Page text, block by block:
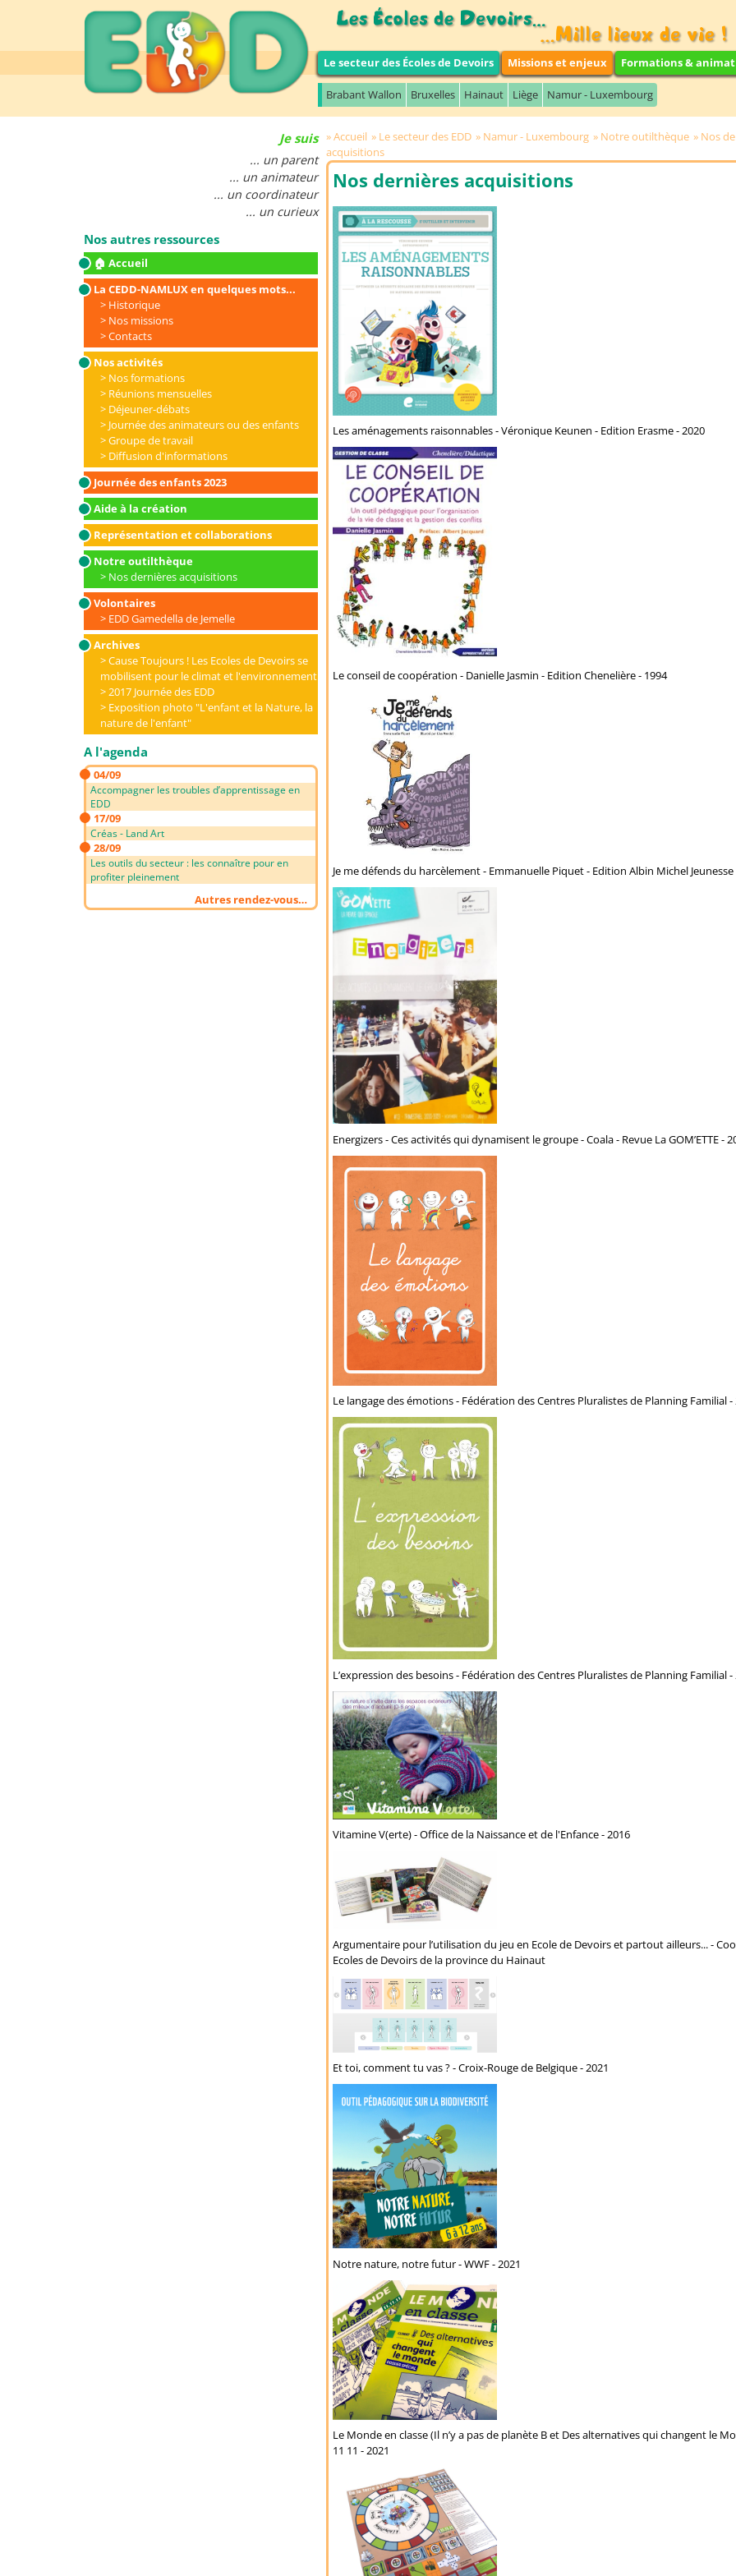
Le secteur des Écoles de Devoirs Missions et enjeux Formations &
Brabant Wallon Bruxelles Hainaut Liège Namur - Luxembourg
Je suis
... un parent
... un animateur
... un coordinateur
... un curieux
Nos autres ressources
🏠 Accueil
La CEDD-NAMLUX en quelques mots...
Historique
Nos missions
Contacts
Nos activités
Nos formations
Réunions mensuelles
Déjeuner-débats
Journée des animateurs ou des enfants
Groupe de travail
Diffusion d'informations
Journée des enfants 2023
Aide à la création
Représentation et collaborations
Notre outilthèque
Nos dernières acquisitions
Volontaires
EDD Gamedella de Jemelle
Archives
Cause Toujours ! Les Ecoles de Devoirs se
mobilisent pour le climat et l'environnement
2017 Journée des EDD
Exposition photo "L'enfant et la Nature, la
nature de l'enfant"
A l'agenda
04/09
Accompagner les troubles d’apprentissage en
EDD
17/09
Créas - Land Art
28/09
Les outils du secteur : les connaître pour en
profiter pleinement
Autres rendez-vous…
Accueil Le secteur des EDD Namur - Luxembourg Notre outilthèque
Nos
acquisitions
Nos dernières acquisitions
Les aménagements raisonnables - Véronique Keunen - Edition Erasme - 2020
Le conseil de coopération - Danielle Jasmin - Edition Chenelière - 1994
Je me défends du harcèlement - Emmanuelle Piquet - Edition Albin Michel Jeunesse
Energizers - Ces activités qui dynamisent le groupe - Coala - Revue La GOM’ETTE -
Le langage des émotions - Fédération des Centres Pluralistes de Planning Familial -
L’expression des besoins - Fédération des Centres Pluralistes de Planning Familial -
Vitamine V(erte) - Office de la Naissance et de l'Enfance - 2016
Argumentaire pour l’utilisation du jeu en Ecole de Devoirs et partout ailleurs... -
Ecoles de Devoirs de la province du Hainaut
Et toi, comment tu vas ? - Croix-Rouge de Belgique - 2021
Notre nature, notre futur - WWF - 2021
Le Monde en classe (Il n’y a pas de planète B et Des alternatives qui changent le
11 11 - 2021